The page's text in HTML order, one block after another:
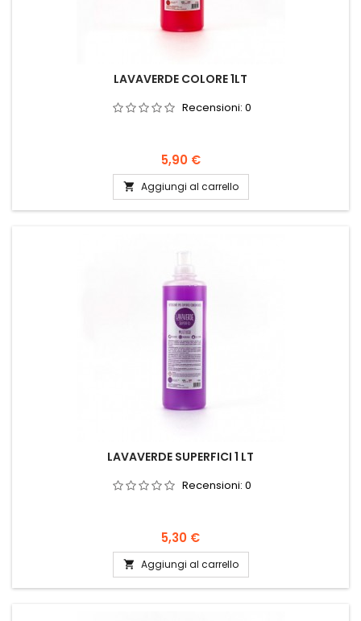
LAVAVERDE COLORE 1LT
Recensioni: 0
Prezzo
5,90 €
 Aggiungi al carrello
LAVAVERDE SUPERFICI 1 LT
Recensioni: 0
Prezzo
5,30 €
 Aggiungi al carrello